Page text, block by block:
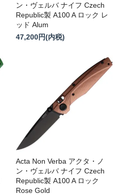
ン・ヴェルバ ナイフ Czech
Republic製 A100 A ロック レ
ッド Alum
47,200円(内税)
Acta Non Verba アクタ・ノ
ン・ヴェルバ ナイフ Czech
Republic製 A100 A ロック
Rose Gold